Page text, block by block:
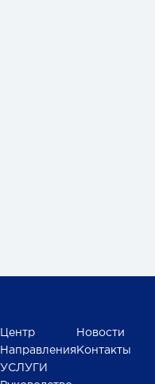
Центр
Направления
УСЛУГИ
Новости
Контакты